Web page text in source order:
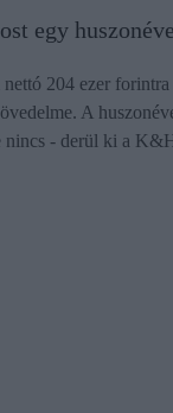
egy
204 ezer
A
nincs - derül ki a